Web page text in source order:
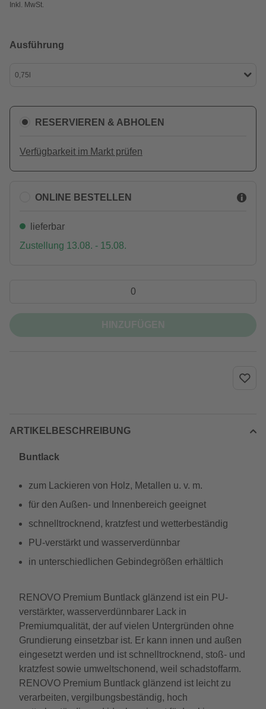
Inkl. MwSt.
Ausführung
0,75l
RESERVIEREN & ABHOLEN
Verfügbarkeit im Markt prüfen
ONLINE BESTELLEN
lieferbar
Zustellung 13.08. - 15.08.
ARTIKELBESCHREIBUNG
Buntlack
zum Lackieren von Holz, Metallen u. v. m.
für den Außen- und Innenbereich geeignet
schnelltrocknend, kratzfest und wetterbeständig
PU-verstärkt und wasserverdünnbar
in unterschiedlichen Gebindegrößen erhältlich
RENOVO Premium Buntlack glänzend ist ein PU-
verstärkter, wasserverdünnbarer Lack in
Premiumqualität, der auf vielen Untergründen ohne
Grundierung einsetzbar ist. Er kann innen und außen
eingesetzt werden und ist schnelltrocknend, stoß- und
kratzfest sowie umweltschonend, weil schadstoffarm.
RENOVO Premium Buntlack glänzend ist leicht zu
verarbeiten, vergilbungsbeständig, hoch